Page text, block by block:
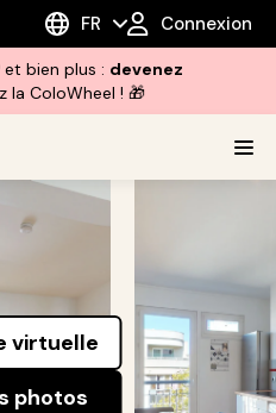
FR Connexion
et bien plus : devenez
la ColoWheel ! 🎁
virtuelle
photos